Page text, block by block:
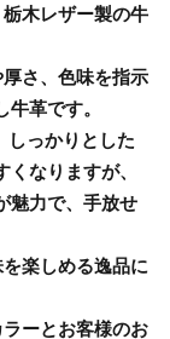
木レザー製の牛
さ、色味を指示
革です。
しっかりとした
なりますが、
魅力で、手放せ
楽しめる逸品に
ーとお客様のお